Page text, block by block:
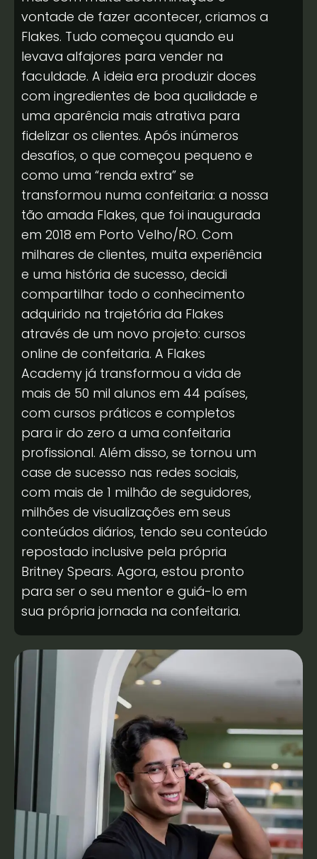
vontade de fazer acontecer, criamos a
Flakes. Tudo começou quando eu
levava alfajores para vender na
faculdade. A ideia era produzir doces
com ingredientes de boa qualidade e
uma aparência mais atrativa para
fidelizar os clientes. Após inúmeros
desafios, o que começou pequeno e
como uma “renda extra” se
transformou numa confeitaria: a nossa
tão amada Flakes, que foi inaugurada
em 2018 em Porto Velho/RO. Com
milhares de clientes, muita experiência
e uma história de sucesso, decidi
compartilhar todo o conhecimento
adquirido na trajetória da Flakes
através de um novo projeto: cursos
online de confeitaria. A Flakes
Academy já transformou a vida de
mais de 50 mil alunos em 44 países,
com cursos práticos e completos
para ir do zero a uma confeitaria
profissional. Além disso, se tornou um
case de sucesso nas redes sociais,
com mais de 1 milhão de seguidores,
milhões de visualizações em seus
conteúdos diários, tendo seu conteúdo
repostado inclusive pela própria
Britney Spears. Agora, estou pronto
para ser o seu mentor e guiá-lo em
sua própria jornada na confeitaria.